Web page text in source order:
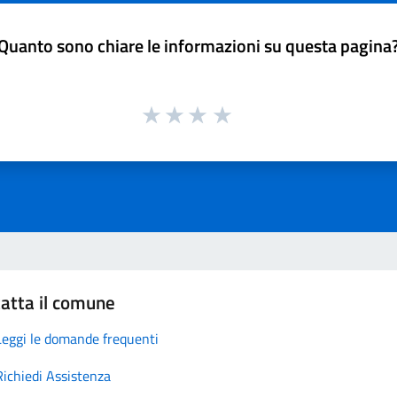
sono chiare le informazioni su questa
il comune
le domande frequenti
Assistenza